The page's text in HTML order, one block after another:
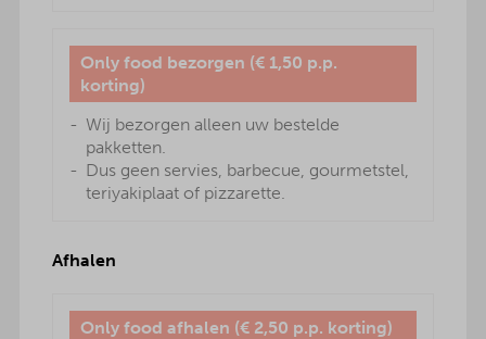
Only food bezorgen (€ 1,50 p.p.
korting)
Wij bezorgen alleen uw bestelde
pakketten.
Dus geen servies, barbecue, gourmetstel,
teriyakiplaat of pizzarette.
Afhalen
Only food afhalen (€ 2,50 p.p. korting)